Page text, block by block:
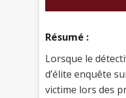
Résumé :
Lorsque le
d’élite enquête
victime lors des